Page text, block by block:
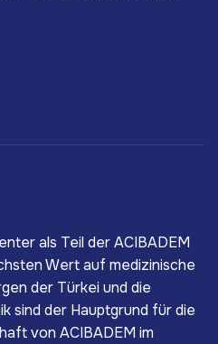
als Teil der ACIBADEM
Wert auf medizinische
der Türkei und die
sind der Hauptgrund für die
von ACIBADEM im